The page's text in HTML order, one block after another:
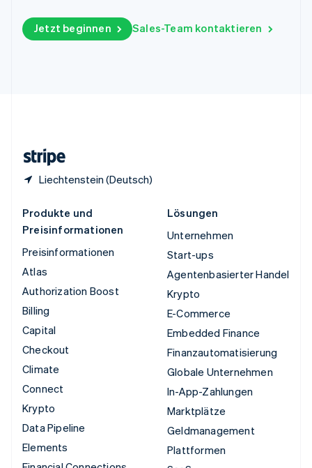
Jetzt beginnen Sales-Team kontaktieren
Liechtenstein (Deutsch)
Ungarn
English
Produkte und
Preisinformationen
Preisinformationen
Atlas
Authorization Boost
Billing
Capital
Checkout
Climate
Connect
Krypto
Data Pipeline
Elements
Lösungen
Unternehmen
Start-ups
Agentenbasierter Handel
Krypto
E-Commerce
Embedded Finance
Finanzautomatisierung
Globale Unternehmen
In-App-Zahlungen
Marktplätze
Geldmanagement
Plattformen